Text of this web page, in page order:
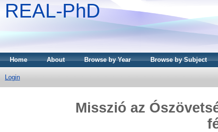
REAL-PhD
Home About Browse by Year Browse by Subject
Login
Misszió az